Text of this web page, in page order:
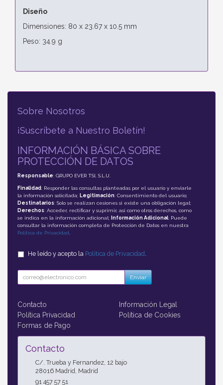
Diseño
Dimensiones: 80 x 23.67 x 10.5 mm
Peso: 34.9 g
Sobre Nosotros
¡Suscríbete a Nuestro Boletín!
INFORMACIÓN BÁSICA SOBRE
PROTECCIÓN DE DATOS
Responsable: GRUPO EVER TSI, S.L.U.
Finalidad: Responder las consultas planteadas por el usuario y enviarle
la información solicitada; Legitimación: Consentimiento del usuario;
Destinatarios: Solo se realizan cesiones si existe una obligación legal;
Derechos: Acceder, rectificar y suprimir, así como otros derechos, como
se indica en la información adicional;
Información Adicional: Puede
consultar la información completa de Protección de Datos en nuestra
Política de Privacidad
He leído y acepto la Política de Privacidad
Enviar
Contacto
Información Legal
Política Privacidad
Política de Cookies
Formas de Pago
Contacto
C/. Trueba y Fernandez, 12 bajo
28016 Madrid Madrid
91 457 57 51